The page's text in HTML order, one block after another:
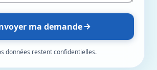
ma demande
données restent confidentielles.